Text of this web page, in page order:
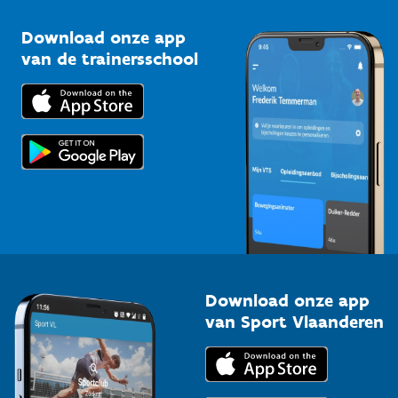
Bedrijven
Trainers en begeleiders
Topsporters
Kennisplatform
Downloads
Voor de pers
Download onze app
van de trainersschool
Download onze app
van Sport Vlaanderen